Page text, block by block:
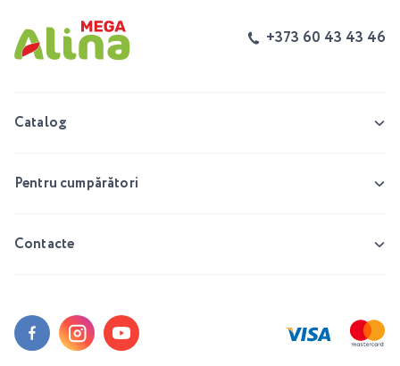
+373 60 43 43 46
Catalog
Pentru cumpărători
Contacte